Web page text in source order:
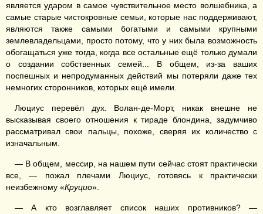
является ударом в самое чувствительное место волшебника, а
самые старые чистокровные семьи, которые нас поддерживают,
являются также самыми богатыми и самыми крупными
землевладельцами, просто потому, что у них была возможность
обогащаться уже тогда, когда все остальные ещё только думали
о создании собственных семей... В общем, из-за ваших
поспешных и непродуманных действий мы потеряли даже тех
немногих сторонников, которых ещё имели.
Люциус перевёл дух. Волан-де-Морт, никак внешне не
высказывая своего отношения к тираде блондина, задумчиво
рассматривал свои пальцы, похоже, сверяя их количество с
изначальным.
— В общем, мессир, на нашем пути сейчас стоят практически
все, — пожал плечами Люциус, готовясь к практически
неизбежному «Круцио».
— А кто возглавляет список наших противников? —